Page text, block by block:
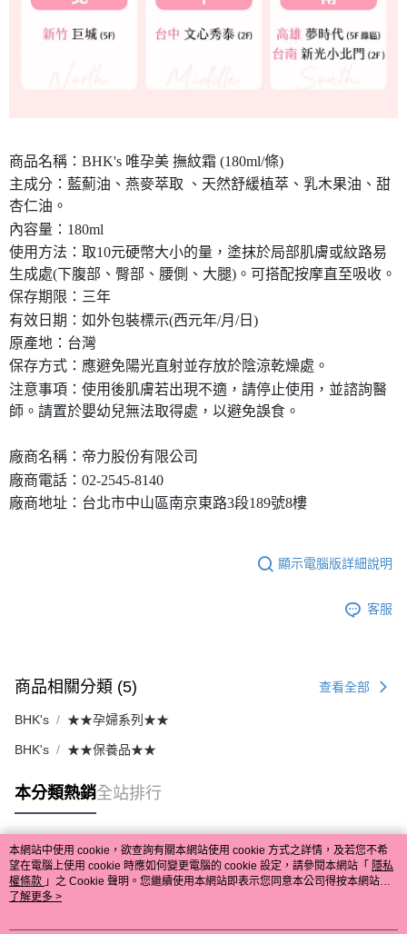
商品名稱：BHK's 唯孕美 撫紋霜 (180ml/條)
主成分：藍薊油、燕麥萃取 、天然舒緩植萃、乳木果油、甜
杏仁油。
內容量：180ml
使用方法：取10元硬幣大小的量，塗抹於局部肌膚或紋路易
生成處(下腹部、臀部、腰側、大腿)。可搭配按摩直至吸收。
保存期限：三年
有效日期：如外包裝標示(西元年/月/日)
原產地：台灣
保存方式：應避免陽光直射並存放於陰涼乾燥處。
注意事項：使用後肌膚若出現不適，請停止使用，並諮詢醫
師。請置於嬰幼兒無法取得處，以避免誤食。
廠商名稱：帝力股份有限公司
廠商電話：02-2545-8140
廠商地址：台北市中山區南京東路3段189號8樓
顯示電腦版詳細說明
客服
商品相關分類 (5) 查看全部
BHK's ★★孕婦系列★★
BHK's ★★保養品★★
本分類熱銷全站排行
熱門標籤
本網站中使用 cookie，欲查詢有關本網站使用 cookie 方式之詳情，及若您不希
望在電腦上使用 cookie 時應如何變更電腦的 cookie 設定，請參閱本網站「 隱私
權條款 」之 Cookie 聲明。您繼續使用本網站即表示您同意本公司得按本網站使
用條款之 Cookie 聲明使用 cookie。
了解更多 >